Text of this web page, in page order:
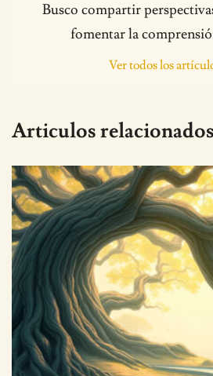
Busco compartir
fomentar la
Ver todos los
Articulos relacionados